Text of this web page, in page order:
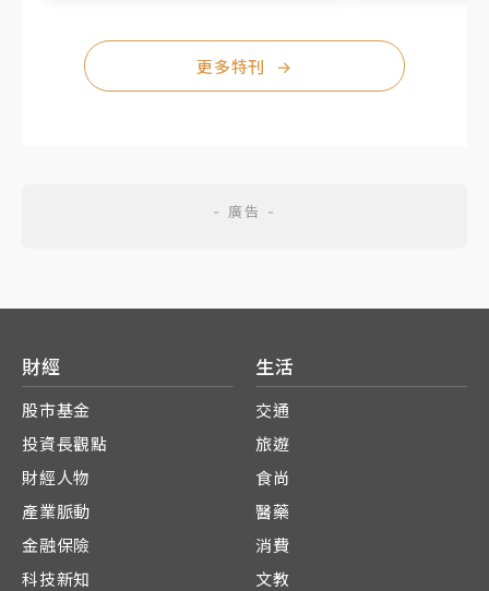
更多特刊 →
財經
股市基金
投資長觀點
財經人物
產業脈動
金融保險
科技新知
生活
交通
旅遊
食尚
醫藥
消費
文教